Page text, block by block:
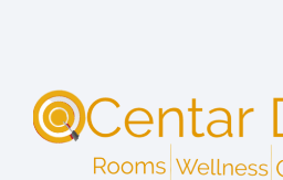
trener. Email: […]